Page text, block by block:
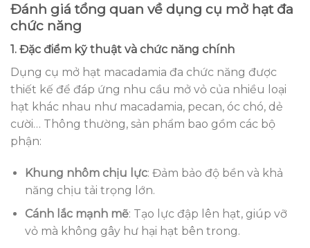
Đánh giá tổng quan về dụng cụ mở hạt đa
chức năng
1. Đặc điểm kỹ thuật và chức năng chính
Dụng cụ mở hạt macadamia đa chức năng được
thiết kế để đáp ứng nhu cầu mở vỏ của nhiều loại
hạt khác nhau như macadamia, pecan, óc chó, dẻ
cười… Thông thường, sản phẩm bao gồm các bộ
phận:
Khung nhôm chịu lực: Đảm bảo độ bền và khả
năng chịu tải trọng lớn.
Cánh lắc mạnh mẽ: Tạo lực đập lên hạt, giúp vỡ
vỏ mà không gây hư hại hạt bên trong.